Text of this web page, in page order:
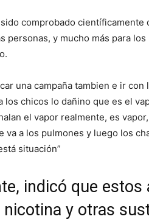
comprobado
personas, y mucho más para
una campaña tambien e ir
los chicos lo dañino que es el
el vapor realmente, es
va a los pulmones y luego los
situación”
indicó que
y otras